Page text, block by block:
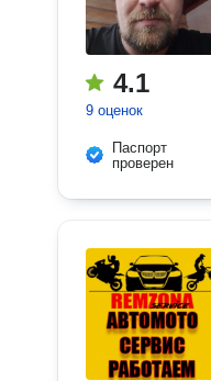
4.1
9 оценок
Паспорт
проверен